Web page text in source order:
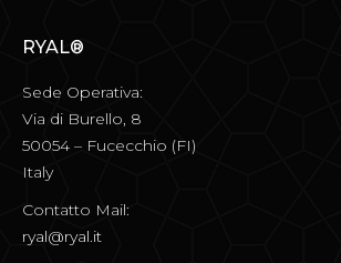
RYAL®
Sede Operativa:
Via di Burello, 8
50054 – Fucecchio (FI)
Italy
Contatto Mail:
ryal@ryal.it